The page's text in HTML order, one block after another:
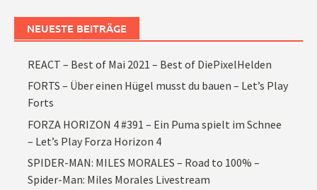
NEUESTE BEITRÄGE
REACT – Best of Mai 2021 – Best of DiePixelHelden
FORTS – Über einen Hügel musst du bauen – Let’s Play
Forts
FORZA HORIZON 4 #391 – Ein Puma spielt im Schnee
– Let’s Play Forza Horizon 4
SPIDER-MAN: MILES MORALES – Road to 100% –
Spider-Man: Miles Morales Livestream